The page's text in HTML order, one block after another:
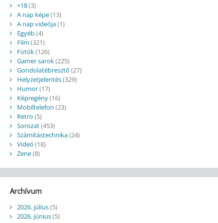
+18(3)
A nap képe(13)
A nap videója(1)
Egyéb(4)
Film (321)
Fotók(126)
Gamer sarok(225)
Gondolatébresztő (27)
Helyzetjelentés(329)
Humor(17)
Képregény(16)
Mobiltelefon (23)
Retro (5)
Sorozat(453)
Számítástechnika(24)
Videó (18)
Zene(8)
Archívum
2026. július(5)
2026. június(5)